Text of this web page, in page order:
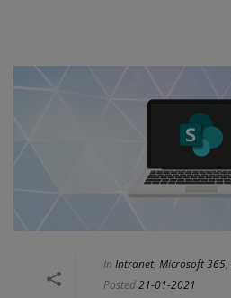
In Intranet, Microsoft 365,
Posted21-01-2021